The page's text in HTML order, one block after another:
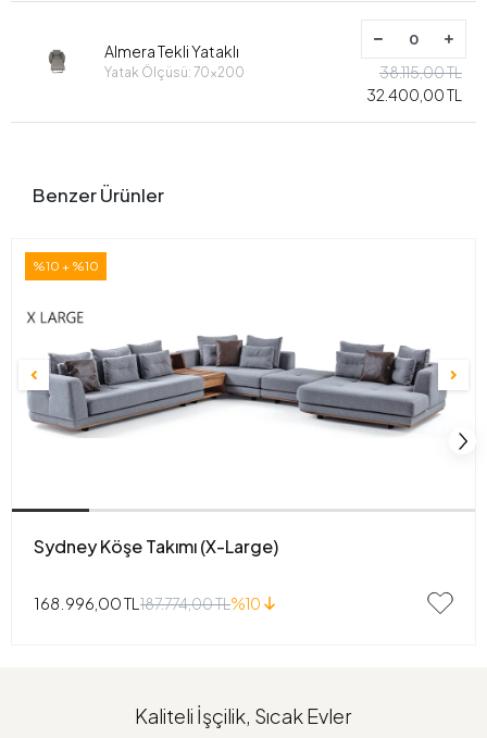
Almera Tekli Yataklı
Yatak Ölçüsü: 70x200
38.115,00 TL
32.400,00 TL
Benzer Ürünler
%10 + %10
Sydney Köşe Takımı (X-Large)
168.996,00 TL 187.774,00 TL%10
Kaliteli İşçilik, Sıcak Evler